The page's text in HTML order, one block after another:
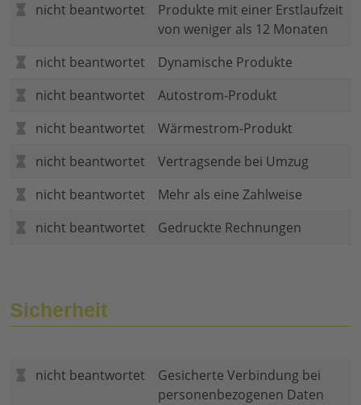
nicht beantwortet
Produkte mit einer Erstlaufzeit
von weniger als 12 Monaten
nicht beantwortet
Dynamische Produkte
nicht beantwortet
Autostrom-Produkt
nicht beantwortet
Wärmestrom-Produkt
nicht beantwortet
Vertragsende bei Umzug
nicht beantwortet
Mehr als eine Zahlweise
nicht beantwortet
Gedruckte Rechnungen
Sicherheit
nicht beantwortet
Gesicherte Verbindung bei
personenbezogenen Daten